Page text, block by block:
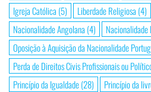
Igreja Católica (5) Liberdade Religiosa (4)
Nacionalidade Angolana (4) Nacionalidade
Oposição à Aquisição da Nacionalidade
Perda de Direitos Civis Profissionais ou
Princípio da Igualdade(28) Princípio da